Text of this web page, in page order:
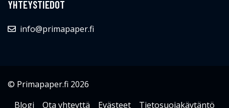
YHTEYSTIEDOT
info@primapaper.fi
© Primapaper.fi 2026
Blogi
Ota yhteyttä Evästeet
Tietosuojakäytäntö